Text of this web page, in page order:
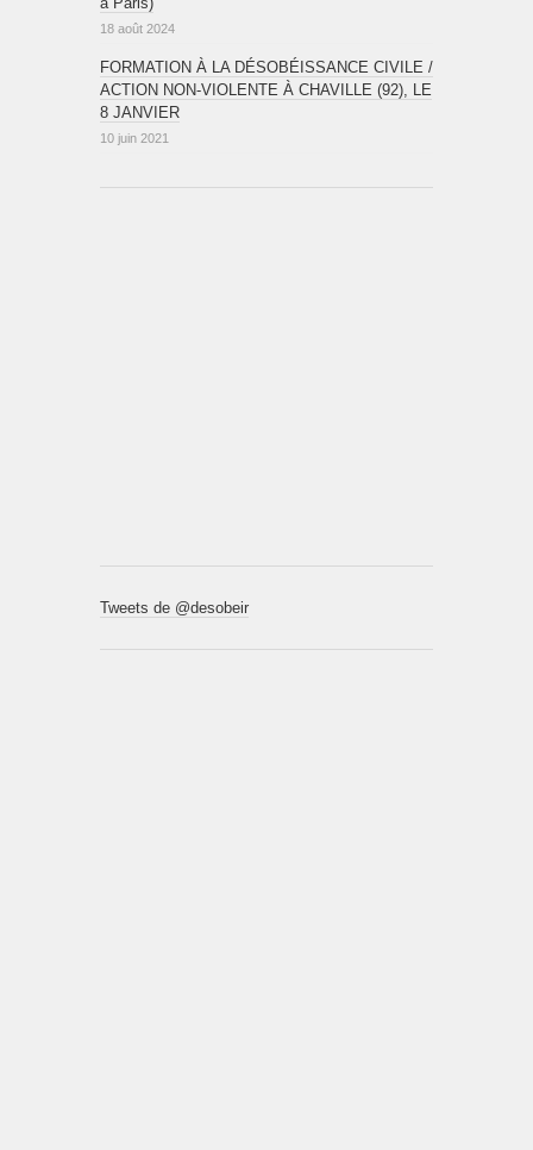
18 août 2024
FORMATION À LA DÉSOBÉISSANCE CIVILE /
ACTION NON-VIOLENTE À CHAVILLE (92), LE
8 JANVIER
10 juin 2021
Tweets de @desobeir